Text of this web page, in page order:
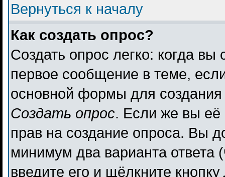
Вернуться к началу
Как создать опрос?
Создать опрос легко: когда вы
первое сообщение в теме,
основной формы для
Создать опрос. Если же вы её
прав на создание опроса. Вы
минимум два варианта ответа
введите его и щёлкните кнопку